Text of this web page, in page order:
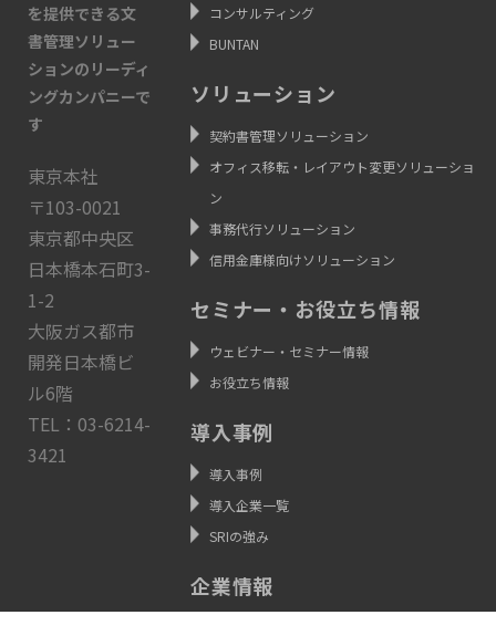
を提供できる文
書管理ソリュー
ションのリーディ
ングカンパニーで
す
東京本社
〒103-0021
東京都中央区
日本橋本石町3-
1-2
大阪ガス都市
開発日本橋ビ
ル6階
TEL：03-6214-
3421
コンサルティング
BUNTAN
ソリューション
契約書管理ソリューション
オフィス移転・レイアウト変更ソリューショ
ン
事務代行ソリューション
信用金庫様向けソリューション
セミナー・お役立ち情報
ウェビナー・セミナー情報
お役立ち情報
導入事例
導入事例
導入企業一覧
SRIの強み
企業情報